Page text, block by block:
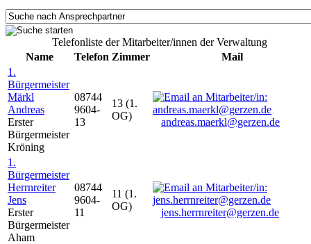
Telefonliste der Mitarbeiter/innen der Verwaltung
Name
Telefon Zimmer
Mail
1.
Bürgermeister
Märkl
Andreas
Erster
Bürgermeister
Kröning
08744
9604-
13
13 (1.
OG)
andreas.maerkl@gerzen.de
1.
Bürgermeister
Herrnreiter
Jens
Erster
Bürgermeister
Aham
08744
9604-
11
11 (1.
OG)
jens.herrnreiter@gerzen.de